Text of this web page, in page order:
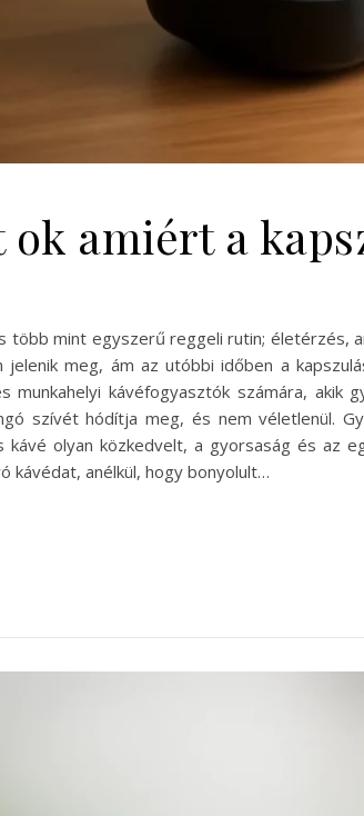
ok amiért a
több mint egyszerű reggeli rutin; életérzés,
jelenik meg, ám az utóbbi időben a
munkahelyi kávéfogyasztók számára, akik
szívét hódítja meg, és nem véletlenül.
kávé olyan közkedvelt, a gyorsaság és az
kávédat, anélkül, hogy bonyolult…